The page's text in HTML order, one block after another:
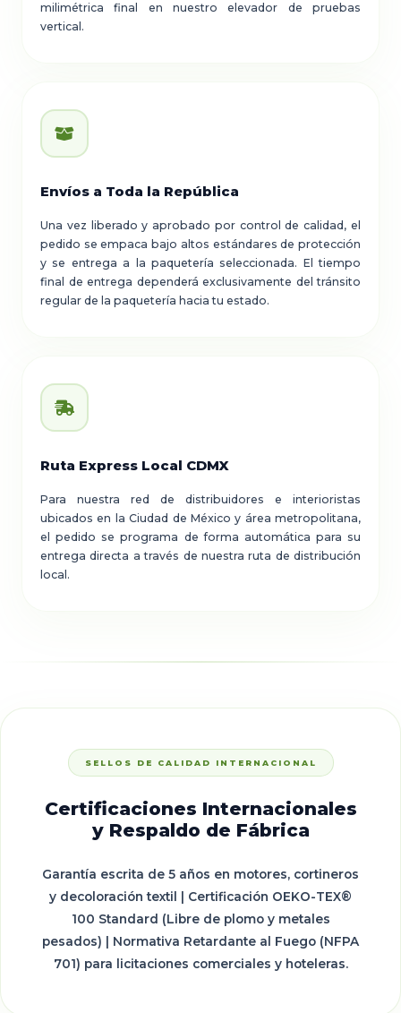
milimétrica final en nuestro elevador de pruebas
vertical.
Envíos a Toda la República
Una vez liberado y aprobado por control de calidad, el
pedido se empaca bajo altos estándares de protección
y se entrega a la paquetería seleccionada. El tiempo
final de entrega dependerá exclusivamente del tránsito
regular de la paquetería hacia tu estado.
Ruta Express Local CDMX
Para nuestra red de distribuidores e interioristas
ubicados en la Ciudad de México y área metropolitana,
el pedido se programa de forma automática para su
entrega directa a través de nuestra ruta de distribución
local.
SELLOS DE CALIDAD INTERNACIONAL
Certificaciones Internacionales
y Respaldo de Fábrica
Garantía escrita de 5 años en motores, cortineros
y decoloración textil | Certificación OEKO-TEX®
100 Standard (Libre de plomo y metales
pesados) | Normativa Retardante al Fuego (NFPA
701) para licitaciones comerciales y hoteleras.